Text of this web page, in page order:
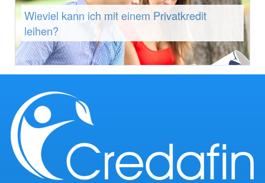
Wieviel kann ich mit einem Privatkredit
leihen?